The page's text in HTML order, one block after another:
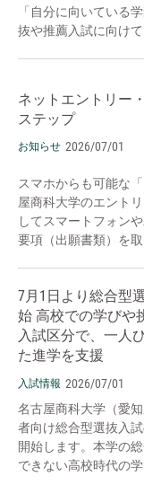
「自分に向いている
抜や推薦入試に向けて
ネットエントリー
ステップ
お知らせ 2026/07/01
スマホからも可能な
屋商科大学のエント
してスマートフォン
要項（出願書類）を取
7月1日より総合型
始 高校での学びや
入試区分で、一人
た進学を支援
入試情報 2026/07/01
名古屋商科大学（愛
者向け総合型選抜入
開始します。本学の
できない高校時代の学